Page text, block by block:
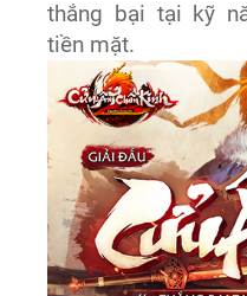
thắng bại tại kỹ
tiền mặt.